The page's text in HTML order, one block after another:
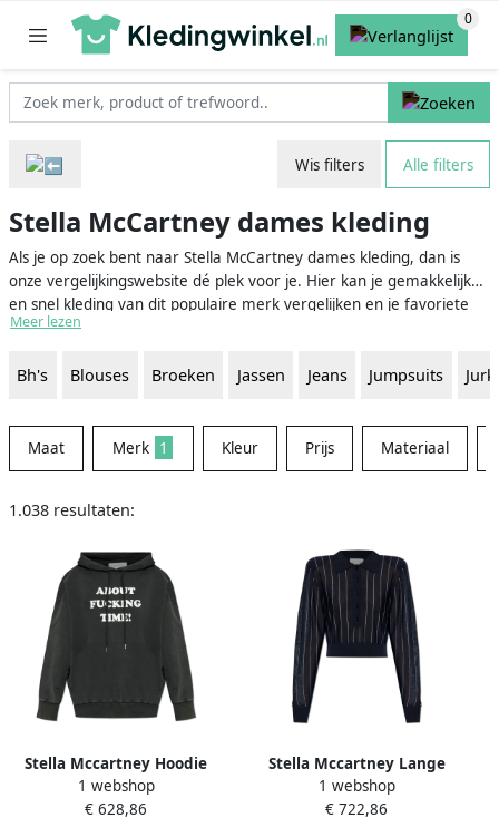
Wis filters Alle filters
Stella McCartney dames kleding
Als je op zoek bent naar Stella McCartney dames kleding, dan is
onze vergelijkingswebsite dé plek voor je. Hier kan je gemakkelijk
en snel kleding van dit populaire merk vergelijken en je favoriete
items vinden. Of je nu houdt van Stella McCartney's kenmerkende
sportieve designs, op onze website vind je het allemaal.
Meer lezen
Bh's Blouses Broeken Jassen Jeans Jumpsuits
Maat Merk 1 Kleur Prijs Materiaal
1.038 resultaten:
Stella Mccartney Hoodie
Black Dames
1 webshop
€ 628,86
Stella Mccartney Lange
mouw polo Blue Dames
1 webshop
€ 722,86